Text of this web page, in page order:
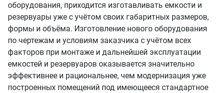
оборудования, приходится изготавливать емкости и
резервуары уже с учётом своих габаритных размеров,
формы и объёма. Изготовление нового оборудования
по чертежам и условиям заказчика с учётом всех
факторов при монтаже и дальнейшей эксплуатации
емкостей и резервуаров оказывается значительно
эффективнее и рациональнее, чем модернизация уже
построенных помещений под имеющееся стандартное